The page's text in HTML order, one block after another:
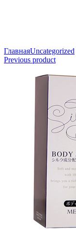
ГлавнаяUncategorized
Previous product